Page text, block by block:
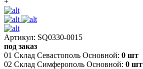
Артикул: SQ0330-0015
под заказ
01 Склад Севастополь Основной: 0 шт
02 Склад Симферополь Основной: 0 шт